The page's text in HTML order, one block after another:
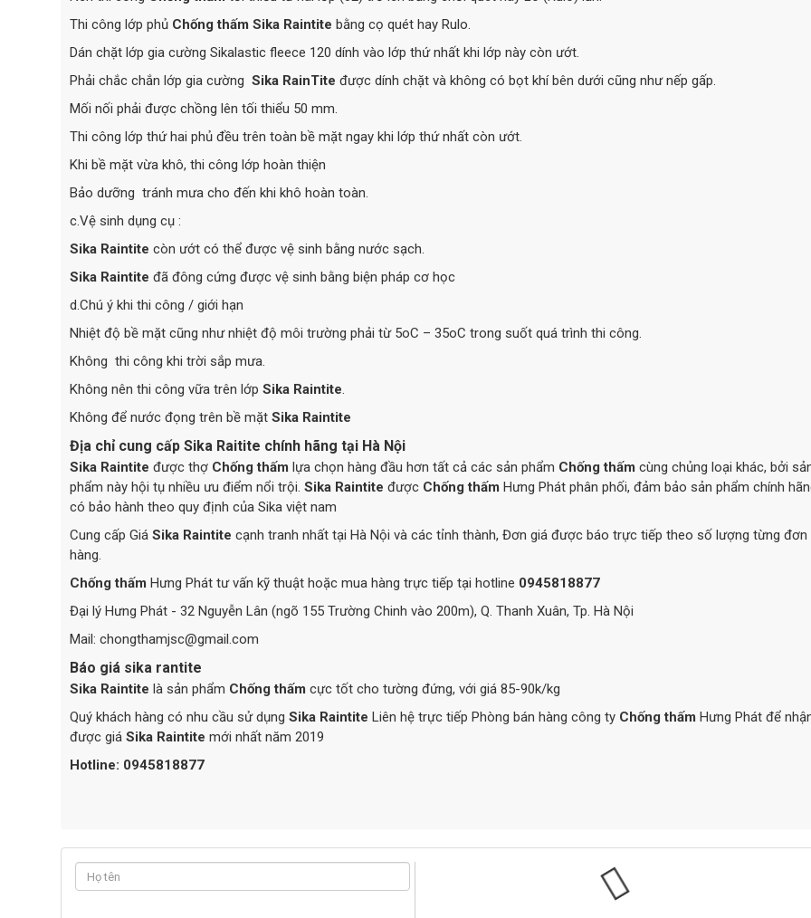
Thi công lớp phủ Chống thấm Sika Raintite bằng cọ quét hay Rulo.
Dán chặt lớp gia cường Sikalastic fleece 120 dính vào lớp thứ nhất khi lớp này còn ướt.
Phải chắc chắn lớp gia cường Sika RainTite được dính chặt và không có bọt khí bên dưới cũng như nếp gấp.
Mối nối phải được chồng lên tối thiểu 50 mm.
Thi công lớp thứ hai phủ đều trên toàn bề mặt ngay khi lớp thứ nhất còn ướt.
Khi bề mặt vừa khô, thi công lớp hoàn thiện
Bảo dưỡng tránh mưa cho đến khi khô hoàn toàn.
c.Vệ sinh dụng cụ :
Sika Raintite còn ướt có thể được vệ sinh bằng nước sạch.
Sika Raintite đã đông cứng được vệ sinh bằng biện pháp cơ học
d.Chú ý khi thi công / giới hạn
Nhiệt độ bề mặt cũng như nhiệt độ môi trường phải từ 5oC – 35oC trong suốt quá trình thi công.
Không thi công khi trời sắp mưa.
Không nên thi công vữa trên lớp Sika Raintite.
Không để nước đọng trên bề mặt Sika Raintite
Địa chỉ cung cấp Sika Raitite chính hãng tại Hà Nội
Sika Raintite được thợ Chống thấm lựa chọn hàng đầu hơn tất cả các sản phẩm Chống thấm cùng chủng loại khác, bởi
phẩm này hội tụ nhiều ưu điểm nổi trội. Sika Raintite được Chống thấm Hưng Phát phân phối, đảm bảo sản phẩm chính
có bảo hành theo quy định của Sika việt nam
Cung cấp Giá Sika Raintite cạnh tranh nhất tại Hà Nội và các tỉnh thành, Đơn giá được báo trực tiếp theo số lượng từng đơn
hàng.
Chống thấm Hưng Phát tư vấn kỹ thuật hoặc mua hàng trực tiếp tại hotline 0945818877
Đại lý Hưng Phát - 32 Nguyễn Lân (ngõ 155 Trường Chinh vào 200m), Q. Thanh Xuân, Tp. Hà Nội
Mail: chongthamjsc@gmail.com
Báo giá sika rantite
Sika Raintite là sản phẩm Chống thấm cực tốt cho tường đứng, với giá 85-90k/kg
Quý khách hàng có nhu cầu sử dụng Sika Raintite Liên hệ trực tiếp Phòng bán hàng công ty Chống thấm Hưng Phát để
được giá Sika Raintite mới nhất năm 2019
Hotline: 0945818877